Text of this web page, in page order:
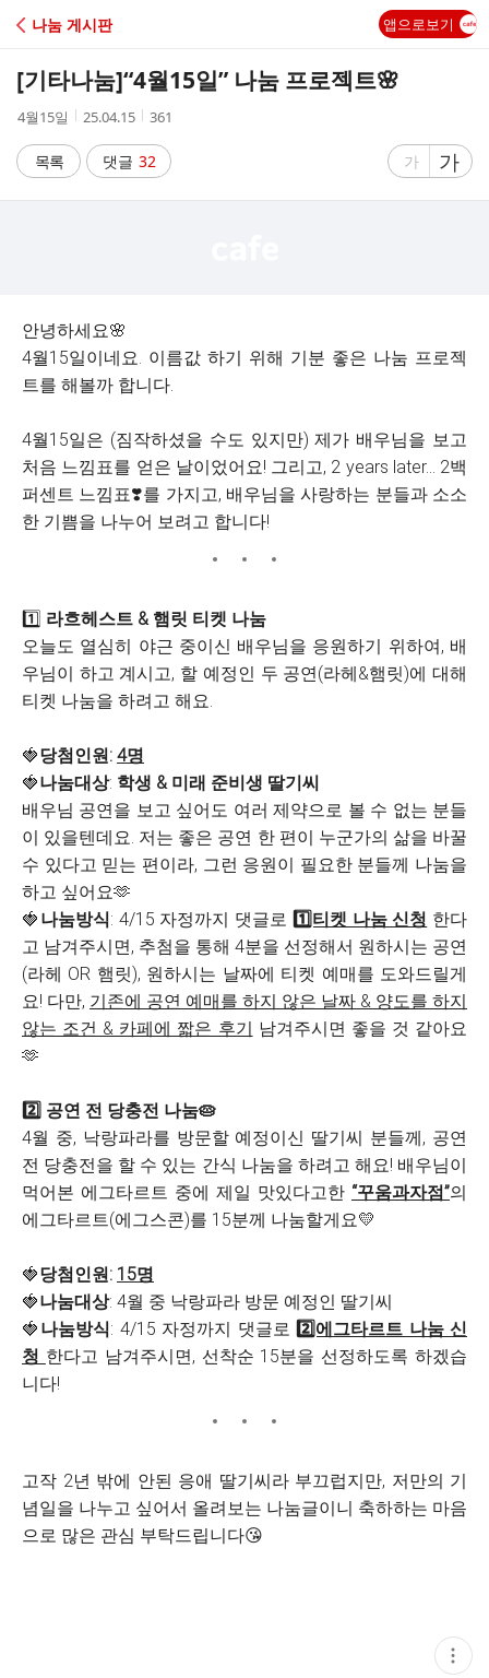
C
A
나눔 게시판 앱으로보기
[기타나눔]“4월15일” 나눔 프로젝트🌸
작
자
4월15일
작
시
간
25.04.15
조
수
361
목록 댓글 32
글
가
글
자
가
안녕하세요🌸
4월15일이네요. 이름값 하기 위해 기분 좋은 나눔 프로젝
트를 해볼까 합니다.
4월15일은 (짐작하셨을 수도 있지만) 제가 배우님을 보고
처음 느낌표를 얻은 날이었어요! 그리고, 2 years later… 2백
퍼센트 느낌표❣️를 가지고, 배우님을 사랑하는 분들과 소소
한 기쁨을 나누어 보려고 합니다!
1️⃣ 라흐헤스트 & 햄릿 티켓 나눔
오늘도 열심히 야근 중이신 배우님을 응원하기 위하여, 배
우님이 하고 계시고, 할 예정인 두 공연(라헤&햄릿)에 대해
티켓 나눔을 하려고 해요.
🍓당첨인원: 4명
🍓나눔대상: 학생 & 미래 준비생 딸기씨
배우님 공연을 보고 싶어도 여러 제약으로 볼 수 없는 분들
이 있을텐데요. 저는 좋은 공연 한 편이 누군가의 삶을 바꿀
수 있다고 믿는 편이라, 그런 응원이 필요한 분들께 나눔을
하고 싶어요🫶
🍓 나눔방식: 4/15 자정까지 댓글로 1️⃣티켓 나눔 신청 한다
고 남겨주시면, 추첨을 통해 4분을 선정해서 원하시는 공연
(라헤 OR 햄릿), 원하시는 날짜에 티켓 예매를 도와드릴게
요! 다만, 기존에 공연 예매를 하지 않은 날짜 & 양도를 하지
않는 조건 & 카페에 짧은 후기 남겨주시면 좋을 것 같아요
🫶
2️⃣ 공연 전 당충전 나눔🥧
4월 중, 낙랑파라를 방문할 예정이신 딸기씨 분들께, 공연
전 당충전을 할 수 있는 간식 나눔을 하려고 해요! 배우님이
먹어본 에그타르트 중에 제일 맛있다고한 “꾸움과자점”의
에그타르트(에그스콘)를 15분께 나눔할게요💛
🍓당첨인원: 15명
🍓나눔대상: 4월 중 낙랑파라 방문 예정인 딸기씨
🍓 나눔방식: 4/15 자정까지 댓글로 2️⃣에그타르트 나눔 신
청 한다고 남겨주시면, 선착순 15분을 선정하도록 하겠습
니다!
고작 2년 밖에 안된 응애 딸기씨라 부끄럽지만, 저만의 기
념일을 나누고 싶어서 올려보는 나눔글이니 축하하는 마음
으로 많은 관심 부탁드립니다😘
현
재